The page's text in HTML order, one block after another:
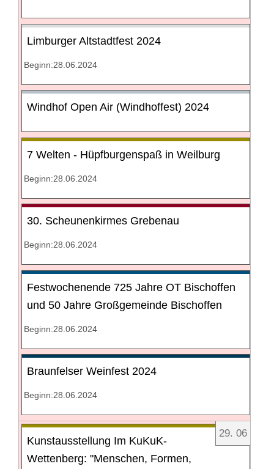
Limburger Altstadtfest 2024
Beginn:28.06.2024
Windhof Open Air (Windhoffest) 2024
7 Welten - Hüpfburgenspaß in Weilburg
Beginn:28.06.2024
30. Scheunenkirmes Grebenau
Beginn:28.06.2024
Festwochenende 725 Jahre OT Bischoffen
und 50 Jahre Großgemeinde Bischoffen
Beginn:28.06.2024
Braunfelser Weinfest 2024
Beginn:28.06.2024
29. 06
Kunstausstellung Im KuKuK-
Wettenberg: "Menschen, Formen,